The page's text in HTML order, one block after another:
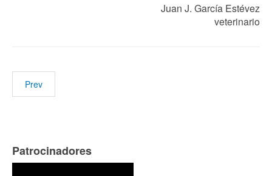
Juan J. García Estévez
veterinario
Prev
Patrocinadores